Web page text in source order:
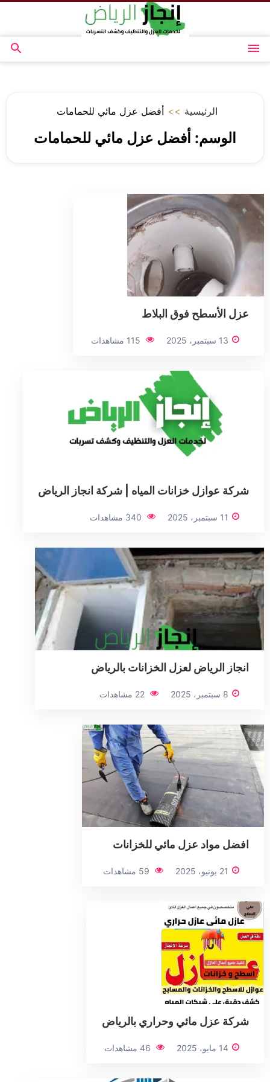
المحتوى
القائمة
بحث
الرئيسية >> أفضل عزل مائي للحمامات
الوسم: أفضل عزل مائي للحمامات
عزل الأسطح فوق البلاط
13 سبتمبر، 2025 115 مشاهدات
شركة عوازل خزانات المياه | شركة انجاز الرياض
11 سبتمبر، 2025 340 مشاهدات
انجاز الرياض لعزل الخزانات بالرياض
8 سبتمبر، 2025 22 مشاهدات
افضل مواد عزل مائي للخزانات
21 يونيو، 2025 59 مشاهدات
شركة عزل مائي وحراري بالرياض
14 مايو، 2025 46 مشاهدات